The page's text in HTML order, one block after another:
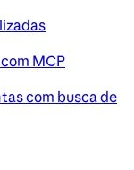
MCP
com busca de